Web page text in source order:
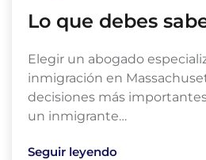
Lo que debes
Elegir un abogado
inmigración en
decisiones más
un inmigrante…
Seguir leyendo